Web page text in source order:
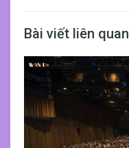
Bài viết liên quan